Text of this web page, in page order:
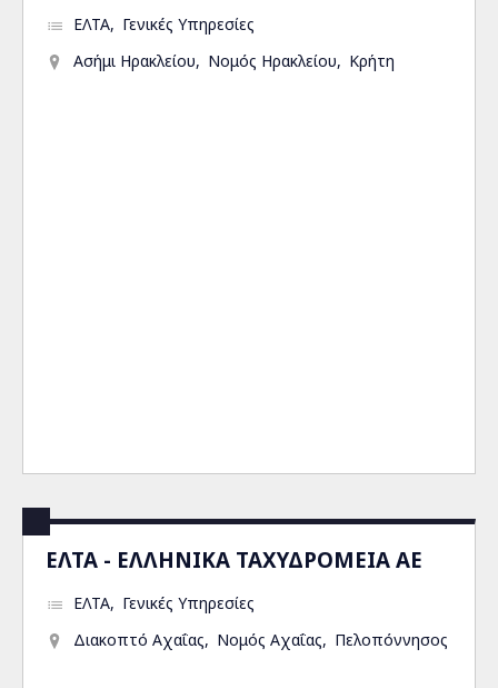
ΕΛΤΑ
Γενικές Υπηρεσίες
Ασήμι Ηρακλείου
Νομός Ηρακλείου Κρήτη
ΕΛΤΑ - ΕΛΛΗΝΙΚΑ ΤΑΧΥΔΡΟΜΕΙΑ ΑΕ
ΕΛΤΑ
Γενικές Υπηρεσίες
Διακοπτό Αχαΐας
Νομός Αχαΐας Πελοπόννησος